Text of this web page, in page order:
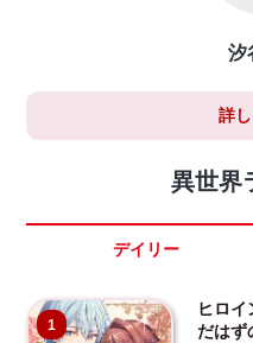
汐
詳
異世界
デイリー
1
ヒロイ
だはず